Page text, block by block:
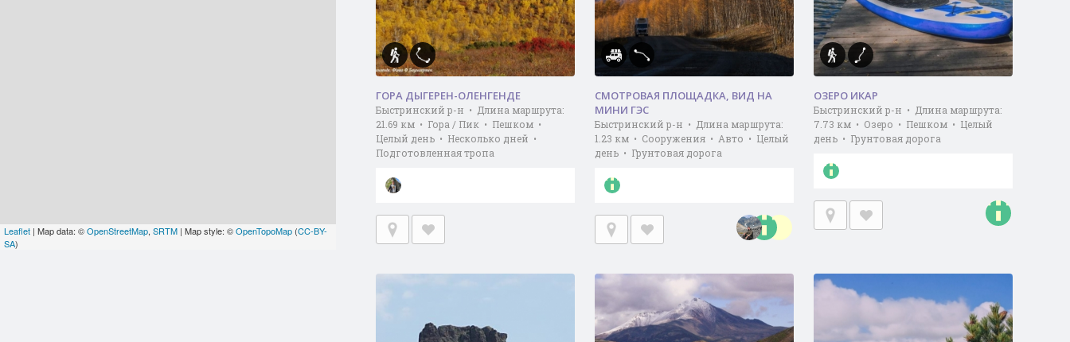
Leaflet | Map data: ©OpenStreetMap, SRTM | Map style: ©OpenTopoMap (CC-BY-
SA)
ГОРА ДЫГЕРЕН-ОЛЕНГЕНДЕ
Быстринский р-н • Длина маршрута:
21.69 км • Гора / Пик • Пешком •
Целый день • Несколько дней •
Подготовленная тропа
СМОТРОВАЯ ПЛОЩАДКА, ВИД НА
МИНИ ГЭС
Быстринский р-н • Длина маршрута:
1.23 км • Сооружения • Авто • Целый
день • Грунтовая дорога
ОЗЕРО ИКАР
Быстринский р-н • Длина маршрута:
7.73 км • Озеро • Пешком • Целый
день • Грунтовая дорога